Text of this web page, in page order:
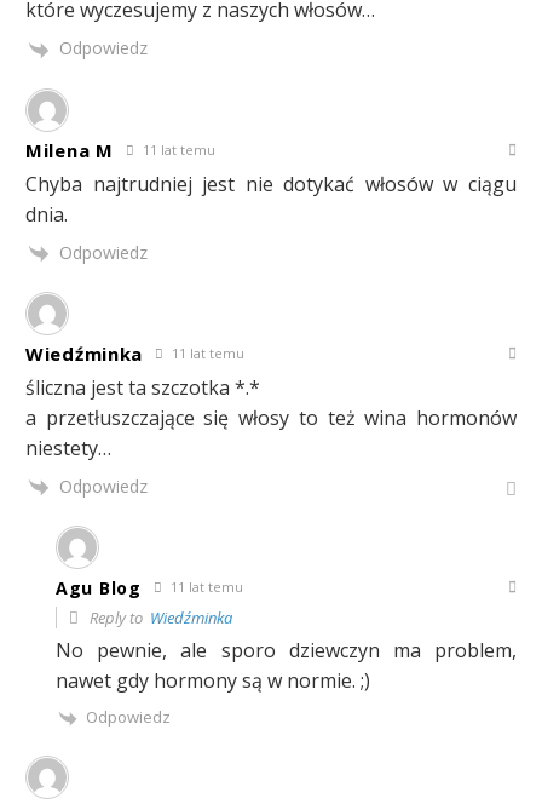
które wyczesujemy z naszych włosów…
Odpowiedz
Milena M 11 lat temu
Chyba najtrudniej jest nie dotykać włosów w ciągu
dnia.
Odpowiedz
Wiedźminka 11 lat temu
śliczna jest ta szczotka *.*
a przetłuszczające się włosy to też wina hormonów
niestety…
Odpowiedz
Agu Blog 11 lat temu
Reply to Wiedźminka
No pewnie, ale sporo dziewczyn ma problem,
nawet gdy hormony są w normie. ;)
Odpowiedz